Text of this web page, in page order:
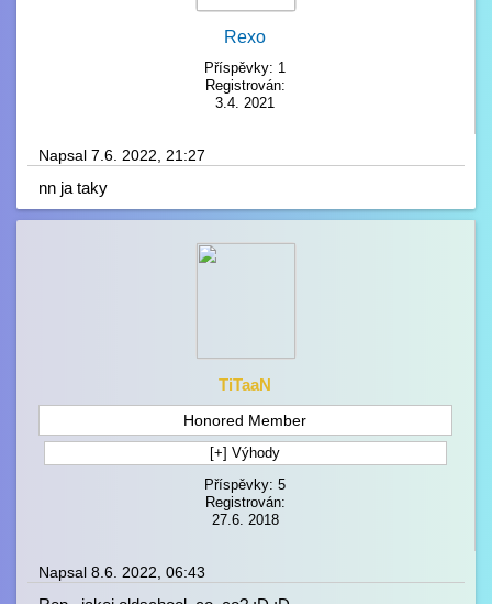
Rexo
Příspěvky: 1
Registrován:
3.4. 2021
Napsal 7.6. 2022, 21:27
nn ja taky
TiTaaN
Honored Member
[+] Výhody
Příspěvky: 5
Registrován:
27.6. 2018
Napsal 8.6. 2022, 06:43